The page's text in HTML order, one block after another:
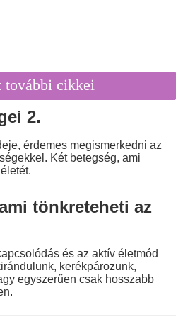
további cikkei
2.
érdemes megismerkedni az
Két betegség, ami
tönkreteheti az
és az aktív életmód
kerékpározunk,
egyszerűen csak hosszabb